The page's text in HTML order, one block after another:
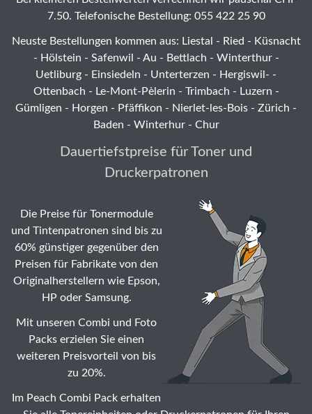
7.50. Telefonische Bestellung: 055 422 25 90
Neuste Bestellungen kommen aus: Liestal - Ried - Küsnacht
- Hölstein - Safenwil - Au - Bettlach - Winterthur-
Uetliburg - Einsiedeln - Unterterzen - Hergiswil- -
Ottenbach - Le-Mont-Pèlerin - Trimbach - Luzern -
Gümligen - Horgen - Pfäffikon - Nierlet-les-Bois - Zürich -
Baden - Winterhur - Chur
Dauertiefstpreise für Toner und
Druckerpatronen
Die Preise für Tonermodule
und Tintenpatronen sind bis zu
60% günstiger gegenüber den
Preisen für Fabrikate von den
Originalherstellern wie Epson,
HP oder Samsung.
Mit unseren Combi und Foto
Packs erzielen Sie einen
weiteren Preisvorteil von bis
zu 20%.
Im Peach Combi Pack erhalten